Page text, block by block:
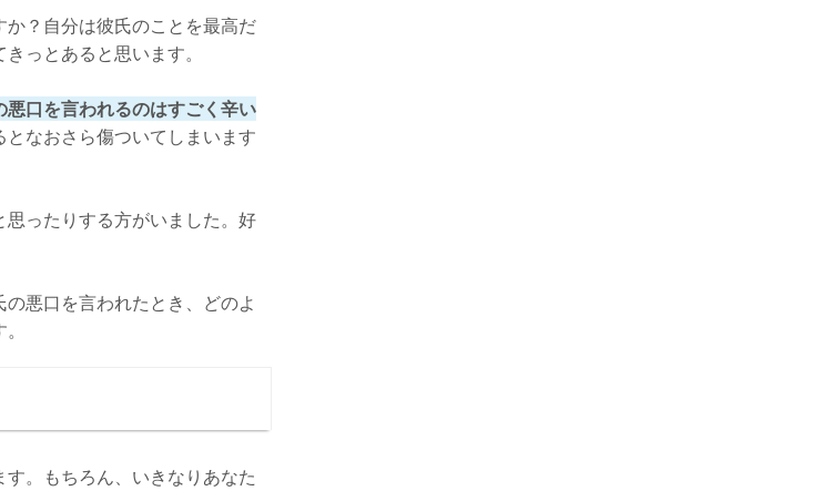
？自分は彼氏のことを最高だ
っとあると思います。
悪口を言われるのはすごく辛い
なおさら傷ついてしまいます
ったりする方がいました。好
の悪口を言われたとき、どのよ
。もちろん、いきなりあなた